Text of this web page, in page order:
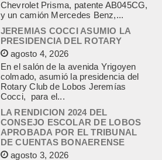
agosto 4, 2026
En el salón de la avenida Yrigoyen
colmado, asumió la presidencia del
Rotary Club de Lobos Jeremías
Cocci, para el...
LA RENDICION 2024 DEL
CONSEJO ESCOLAR DE LOBOS
APROBADA POR EL TRIBUNAL
DE CUENTAS BONAERENSE
agosto 3, 2026
El Tribunal de Cuentas de la Provincia
de Buenos Aires aprobó formalmente
la rendición de cuentas
correspondiente al Ejercicio 2024,...